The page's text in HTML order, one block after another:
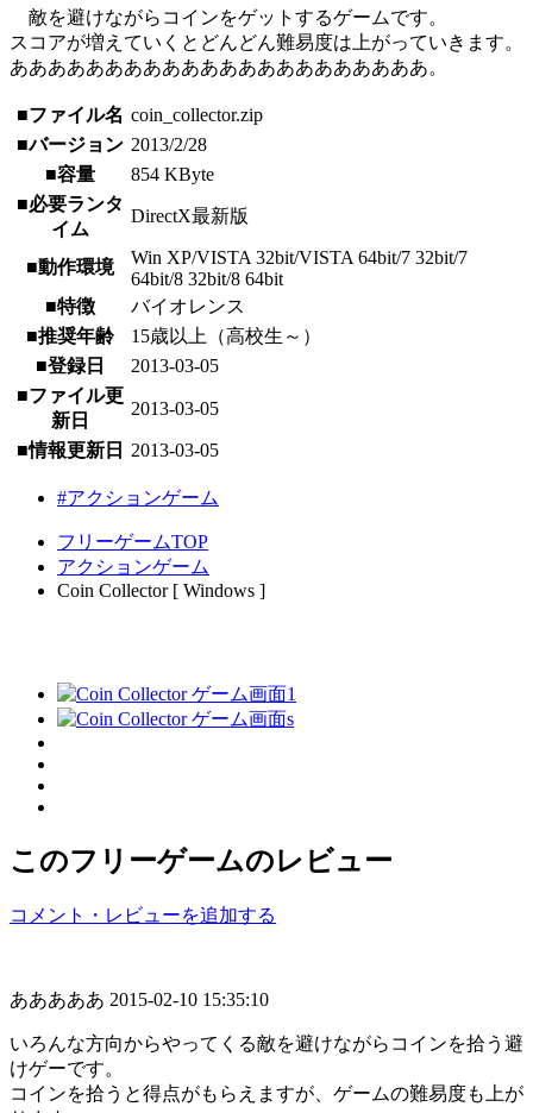
敵を避けながらコインをゲットするゲームです。
スコアが増えていくとどんどん難易度は上がっていきます。
ああああああああああああああああああああああ。
■ファイル名 coin_collector.zip
■バージョン 2013/2/28
■容量
854 KByte
■必要ランタ
イム
DirectX最新版
■動作環境
Win XP/VISTA 32bit/VISTA 64bit/7 32bit/7
64bit/8 32bit/8 64bit
■特徴
バイオレンス
■推奨年齢
15歳以上（高校生～）
■登録日
2013-03-05
■ファイル更
新日
2013-03-05
■情報更新日 2013-03-05
#アクションゲーム
フリーゲームTOP
アクションゲーム
Coin Collector [ Windows ]
このフリーゲームのレビュー
コメント・レビューを追加する
あああああ 2015-02-10 15:35:10
いろんな方向からやってくる敵を避けながらコインを拾う避
けゲーです。
コインを拾うと得点がもらえますが、ゲームの難易度も上が